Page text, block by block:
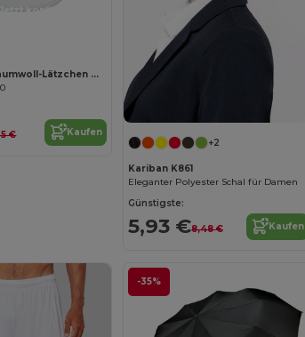
Jetzt konfigurieren!
EPI Weicher Baumwoll-Lätzchen mit PEVA-Rückseite
€ Kaufen
+2
Kariban K861
Eleganter Polyester Schal für Damen
Günstigste:
5,93 €8,48 € Kaufen
-35%